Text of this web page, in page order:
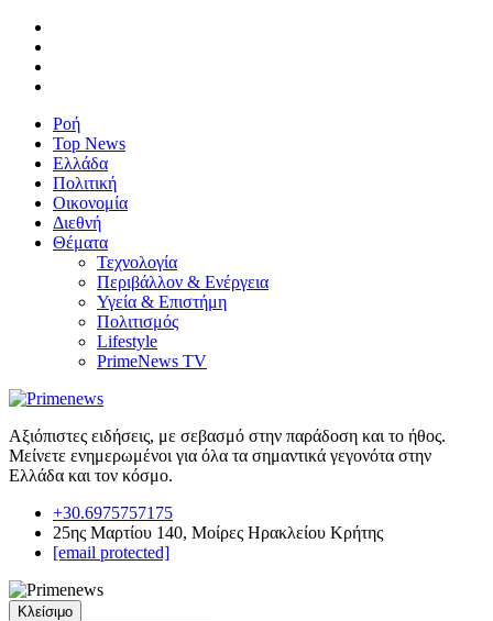
Ροή
Top News
Ελλάδα
Πολιτική
Οικονομία
Διεθνή
Θέματα
Τεχνολογία
Περιβάλλον & Ενέργεια
Υγεία & Επιστήμη
Πολιτισμός
Lifestyle
PrimeNews TV
Αξιόπιστες ειδήσεις, με σεβασμό στην παράδοση και το ήθος.
Μείνετε ενημερωμένοι για όλα τα σημαντικά γεγονότα στην
Ελλάδα και τον κόσμο.
+30.6975757175
25ης Μαρτίου 140, Μοίρες Ηρακλείου Κρήτης
[email protected]
Κλείσιμο